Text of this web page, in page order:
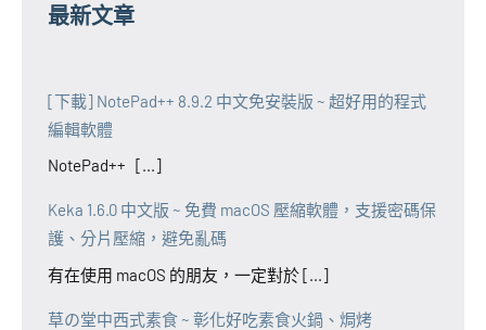
最新文章
[下載] NotePad++ 8.9.2 中文免安裝版 ~ 超好用的程式
編輯軟體
NotePad++ [...]
Keka 1.6.0 中文版 ~ 免費 macOS 壓縮軟體，支援密碼保
護、分片壓縮，避免亂碼
有在使用 macOS 的朋友，一定對於 [...]
草の堂中西式素食 ~ 彰化好吃素食火鍋、焗烤